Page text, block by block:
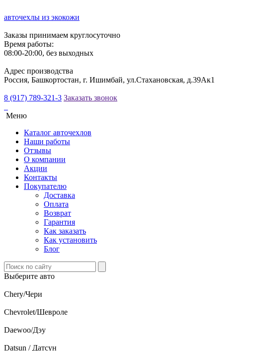
авточехлы из экокожи
Заказы принимаем круглосуточно
Время работы:
08:00-20:00, без выходных
Адрес производства
Россия, Башкортостан, г. Ишимбай, ул.Стахановская, д.39Ак1
8 (917) 789-321-3 Заказать звонок
Меню
Каталог авточехлов
Наши работы
Отзывы
О компании
Акции
Контакты
Покупателю
Доставка
Оплата
Возврат
Гарантия
Как заказать
Как установить
Блог
Выберите авто
Chery/Чери
Chevrolet/Шевроле
Daewoo/Дэу
Datsun / Датсун